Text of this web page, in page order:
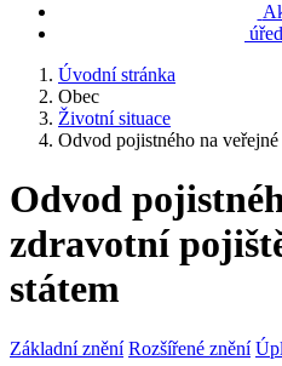
Úvodní stránka
Obec
Životní situace
Odvod pojistného na
Odvod
zdravotní
státem
Základní znění Rozšířené znění